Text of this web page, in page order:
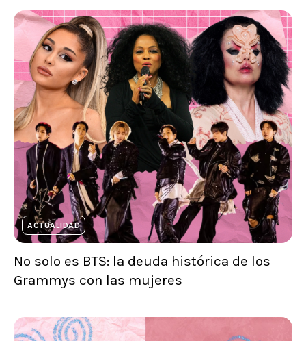
ACTUALIDAD
No solo es BTS: la deuda histórica de los
Grammys con las mujeres